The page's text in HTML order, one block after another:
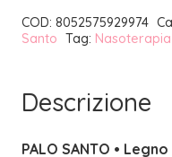
|
NASOTERAPIA
COD: 8052575929974
Santo Tag: Nasoterapia
Descrizione
PALO SANTO •